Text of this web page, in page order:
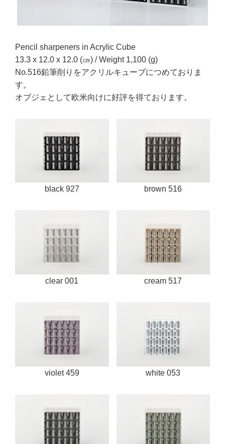
Pencil sharpeners in Acrylic Cube
13.3 x 12.0 x 12.0 (㎝) / Weight 1,100 (g)
No.516鉛筆削りをアクリルキューブにつめておりま
す。
オブジェとして欧米向けに好評を得ております。
black 927 brown 516
clear 001 cream 517
violet 459 white 053